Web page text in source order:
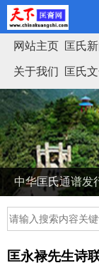
网站主页 匡氏
关于我们 匡氏
匡氏家谱
中华匡氏通谱发
匡永禄先生诗